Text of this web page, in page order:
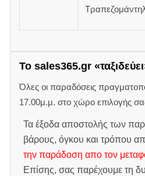
Το sales365.gr
Όλες οι παραδόσεις
17.00μ.μ. στο χώρο επιλογής
Τα έξοδα αποστολής των
βάρους, όγκου και τρόπου
την παράδοση απο τον
Επίσης, σας παρέχουμε τη